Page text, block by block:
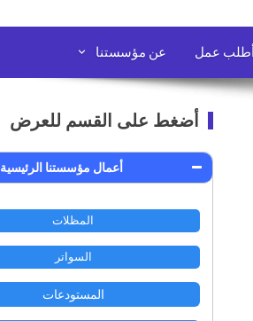
أطلب عمل عن مؤسستنا
أضغط على القسم للعرض
أعمال مؤسستنا الرئيسية
المظلات
السواتر
المستودعات